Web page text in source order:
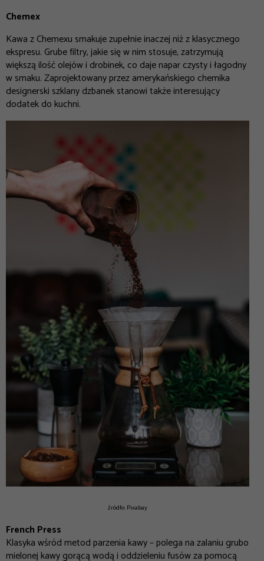
Chemex
Kawa z Chemexu smakuje zupełnie inaczej niż z klasycznego
ekspresu. Grube filtry, jakie się w nim stosuje, zatrzymują
większą ilość olejów i drobinek, co daje napar czysty i łagodny
w smaku. Zaprojektowany przez amerykańskiego chemika
designerski szklany dzbanek stanowi także interesujący
dodatek do kuchni.
źródło: Pixabay
French Press
Klasyka wśród metod parzenia kawy – polega na zalaniu grubo
mielonej kawy gorącą wodą i oddzieleniu fusów za pomocą